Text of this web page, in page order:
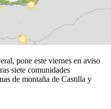
pone este viernes en aviso
siete comunidades
de montaña de Castilla y